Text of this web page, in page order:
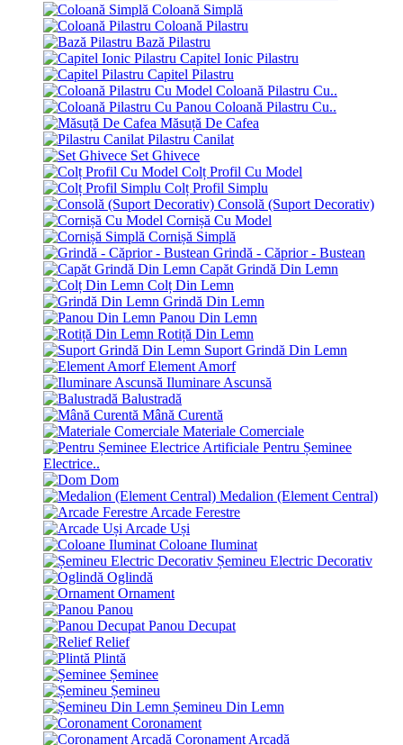
Coloană Simplă
Coloană Pilastru
Bază Pilastru
Capitel Ionic Pilastru
Capitel Pilastru
Coloană Pilastru Cu..
Coloană Pilastru Cu..
Măsuță De Cafea
Pilastru Canilat
Set Ghivece
Colț Profil Cu Model
Colț Profil Simplu
Consolă (Suport Decorativ)
Cornișă Cu Model
Cornișă Simplă
Grindă - Căprior - Bustean
Capăt Grindă Din Lemn
Colț Din Lemn
Grindă Din Lemn
Panou Din Lemn
Rotiță Din Lemn
Suport Grindă Din Lemn
Element Amorf
Iluminare Ascunsă
Balustradă
Mână Curentă
Materiale Comerciale
Pentru Șeminee
Electrice..
Dom
Medalion (Element Central)
Arcade Ferestre
Arcade Uși
Coloane Iluminat
Șemineu Electric Decorativ
Oglindă
Ornament
Panou
Panou Decupat
Relief
Plintă
Șeminee
Șemineu
Șemineu Din Lemn
Coronament
Coronament Arcadă